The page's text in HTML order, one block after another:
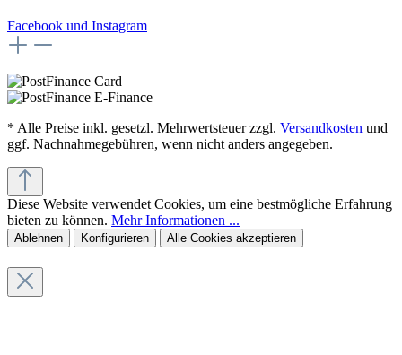
Facebook und Instagram
* Alle Preise inkl. gesetzl. Mehrwertsteuer zzgl. Versandkosten und
ggf. Nachnahmegebühren, wenn nicht anders angegeben.
Diese Website verwendet Cookies, um eine bestmögliche Erfahrung
bieten zu können. Mehr Informationen ...
Ablehnen Konfigurieren Alle Cookies akzeptieren